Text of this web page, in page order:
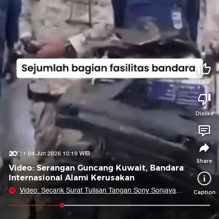
Like
Dislike
Share
Caption
04 Jun 2026 10:19 WIB
Video: Serangan Guncang Kuwait, Bandara
Internasional Alami Kerusakan
Video: Secarik Surat Tulisan Tangan Sony Sonjaya
untuk Kepala BGN Nanik S Deyang
Share to
Facebook X Telegram
Copy Link Copy Embed
Copy Embed &
Suka video ini?
Login untuk menyampaikan pendapat.
Masuk
Tidak suka video ini?
Login untuk menyampaikan pendapat.
Masuk